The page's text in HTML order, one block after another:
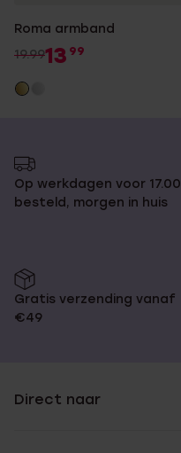
Roma armband
19.9913 99
Op werkdagen voor 17.00
besteld, morgen in huis
Gratis verzending vanaf
€49
Direct naar